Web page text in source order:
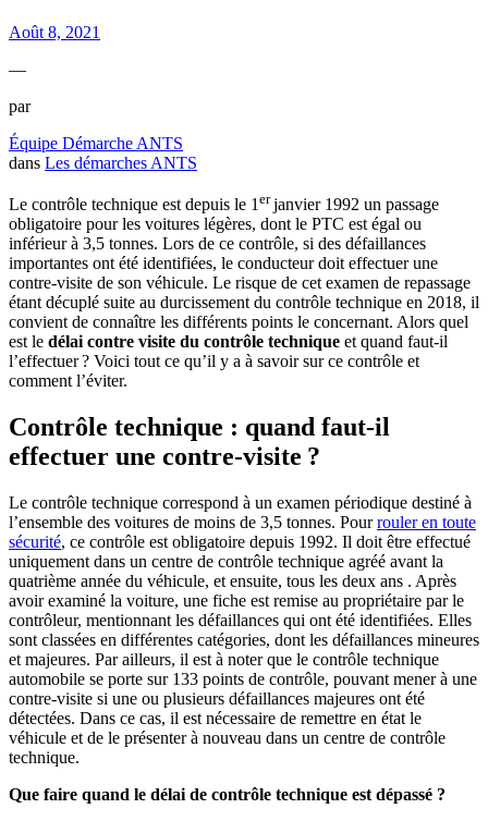
Août 8, 2021
—
par
Équipe Démarche ANTS
dans Les démarches ANTS
Le contrôle technique est depuis le 1 erjanvier 1992 un passage
obligatoire pour les voitures légères, dont le PTC est égal ou
inférieur à 3,5 tonnes. Lors de ce contrôle, si des défaillances
importantes ont été identifiées, le conducteur doit effectuer une
contre-visite de son véhicule. Le risque de cet examen de repassage
étant décuplé suite au durcissement du contrôle technique en 2018, il
convient de connaître les différents points le concernant. Alors quel
est le délai contre visite du contrôle technique et quand faut-il
l’effectuer ? Voici tout ce qu’il y a à savoir sur ce contrôle et
comment l’éviter.
Contrôle technique : quand faut-il
effectuer une contre-visite ?
Le contrôle technique correspond à un examen périodique destiné à
l’ensemble des voitures de moins de 3,5 tonnes. Pourrouler en toute
sécurité, ce contrôle est obligatoire depuis 1992. Il doit être effectué
uniquement dans un centre de contrôle technique agréé avant la
quatrième année du véhicule, et ensuite, tous les deux ans . Après
avoir examiné la voiture, une fiche est remise au propriétaire par le
contrôleur, mentionnant les défaillances qui ont été identifiées. Elles
sont classées en différentes catégories, dont les défaillances mineures
et majeures. Par ailleurs, il est à noter que le contrôle technique
automobile se porte sur 133 points de contrôle, pouvant mener à une
contre-visite si une ou plusieurs défaillances majeures ont été
détectées. Dans ce cas, il est nécessaire de remettre en état le
véhicule et de le présenter à nouveau dans un centre de contrôle
technique.
Que faire quand le délai de contrôle technique est dépassé ?